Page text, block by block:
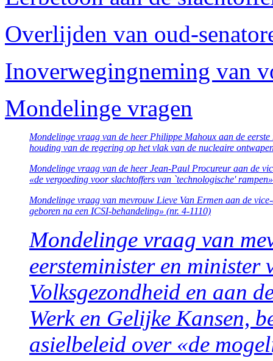
Overlijden van oud-
Inoverwegingneming van
Mondelinge vragen
Mondelinge vraag van de heer Philippe Mahoux aan de
houding van de regering op het vlak van de nucleaire
Mondelinge vraag van de heer Jean-Paul Procureur aan de
«de vergoeding voor slachtoffers van `technologische'
Mondelinge vraag van mevrouw Lieve Van Ermen aan de
geboren na een ICSI-behandeling» (nr. 4-1110)
Mondelinge vraag van
eersteminister en minister
Volksgezondheid en aan
Werk en Gelijke Kansen,
asielbeleid over «de